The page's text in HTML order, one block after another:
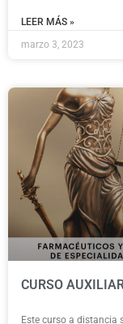
LEER MÁS »
marzo 3, 2023
CURSO
Este curso a distancia